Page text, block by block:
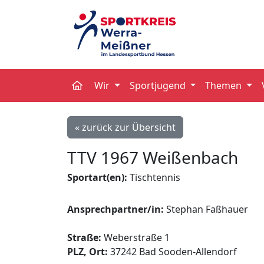
Wir Sportjugend Themen
« zurück zur Übersicht
TTV 1967 Weißenbach
Sportart(en): Tischtennis
Ansprechpartner/in: Stephan Faßhauer
Straße: Weberstraße 1
PLZ, Ort: 37242 Bad Sooden-Allendorf